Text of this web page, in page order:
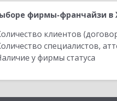
фирмы-франчайзи в
клиентов
специалистов,
у фирмы статуса